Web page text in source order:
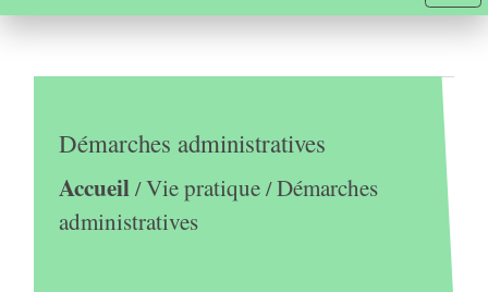
Démarches administratives
Accueil/Vie pratique/Démarches
administratives